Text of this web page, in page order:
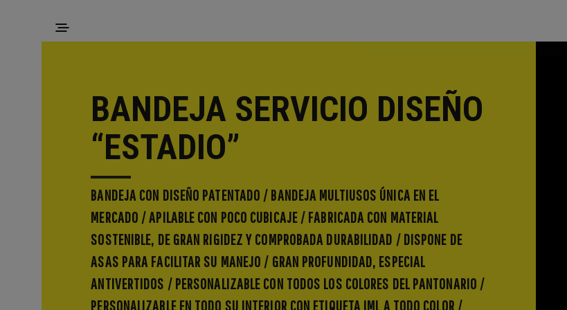
BANDEJA SERVICIO DISEÑO
“ESTADIO”
BANDEJA CON DISEÑO PATENTADO / BANDEJA MULTIUSOS ÚNICA EN EL
MERCADO / APILABLE CON POCO CUBICAJE / FABRICADA CON MATERIAL
SOSTENIBLE, DE GRAN RIGIDEZ Y COMPROBADA DURABILIDAD / DISPONE DE
ASAS PARA FACILITAR SU MANEJO / GRAN PROFUNDIDAD, ESPECIAL
ANTIVERTIDOS / PERSONALIZABLE CON TODOS LOS COLORES DEL PANTONARIO /
PERSONALIZABLE EN TODO SU INTERIOR CON ETIQUETA IML A TODO COLOR /